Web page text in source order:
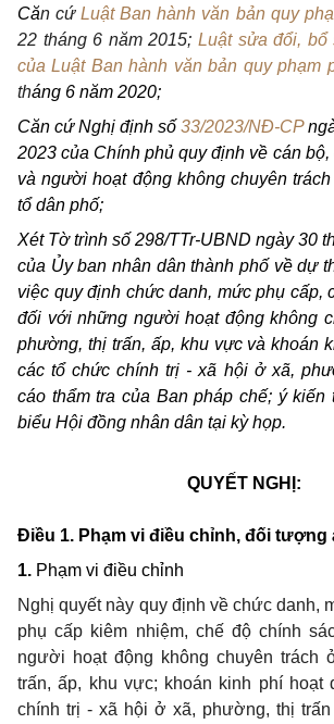
Căn cứLuật Ban hành văn bản quy
22 tháng 6 năm 2015; Luật sửa đổi, bổ
của Luật Ban hành văn bản quy phạm
tháng 6 năm 2020;
Căn cứNghị định số 33/2023/NĐ-CP
2023 của Chính phủ quy định về cán
và người hoạt động không chuyên
tổ dân phố;
Xét Tờ trình số 298/TTr-UBND ngày 30
của Ủy ban nhân dân thành phố về dự
việc quy định chức danh, mức phụ cấp,
đối với những người hoạt động không
phường, thị trấn, ấp, khu vựcvà khoán
các tổ chức chính trị - xã hội ở xã,
cáo thẩm tra của Ban pháp chế; ý kiến
biểu Hội đồng nhân dân tại kỳ họp.
QUYẾT NGHỊ:
Điều 1. Phạm vi điều chỉnh, đối tượng
1. Phạm vi điều chỉnh
Nghị quyết này quy định về chức danh,
phụ cấp kiêm nhiệm, chế độ chính
người hoạt động không chuyên trách
trấn, ấp, khu vực; khoán kinh phí hoạt
chính trị - xã hội ở xã, phường, thị trấn